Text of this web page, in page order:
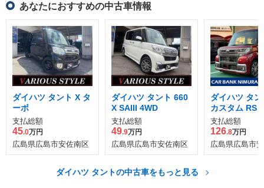
あなたにおすすめの中古車情報
ダイハツ タント X タ
ーボ
支払総額
45.0万円
広島県広島市安佐南区
ダイハツ タント 660
X SAIII 4WD
支払総額
49.9万円
広島県広島市安佐南区
ダイハツ タ
カスタム RS
エディション
支払総額
126.8万円
広島県広島市
ダイハツ タントの中古車をもっと見る